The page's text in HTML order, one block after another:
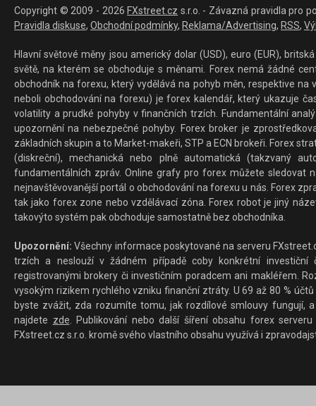
Copyright © 2009 - 2026 FXstreet.cz s.r.o. - Závazná pravidla pro
Pravidla diskuse, Obchodní podmínky, Reklama/Advertising, RSS,
Hlavní světové měny jsou americký dolar (USD), euro (EUR),
světě, na kterém se obchoduje s měnami. Forex nemá žádné
obchodník na forexu, který vydělává na pohyb měn, respektive
neboli obchodování na forexu) je forex kalendář, který ukazuje
volatility a prudké pohyby v finančních trzích. Fundamentální
upozornění na nebezpečné pohyby. Forex broker je
základních skupin a to Market-makeři, STP a ECN brokeři. Forex
(diskreční), mechanická nebo plně automatická (takzvaný
fundamentálních zpráv. Online grafy pro forex můžete sledovat
nejnavštěvovanější portál o obchodování na forexu u nás. Forex
tak jako forex zone nebo vzdělávací zóna. Forex robot je jiný
takovýto systém pak obchoduje samostatně bez obchodníka.
Upozornění: Všechny informace poskytované na serveru
trzích a neslouží v žádném případě coby konkrétní investiční
registrovanými brokery či investičním poradcem ani makléřem.
vysokým rizikem rychlého vzniku finanční ztráty. U 69 až 80 %
byste zvážit, zda rozumíte tomu, jak rozdílové smlouvy fungují,
najdete zde. Publikování nebo další šíření obsahu forex
FXstreet.cz s.r.o. kromě svého vlastního obsahu využívá i